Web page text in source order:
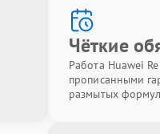
Чёткие
Работа Huawei
прописанными
размытых